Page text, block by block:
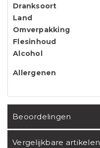
Dranksoort
Land
Omverpakking
Flesinhoud
Alcohol
Allergenen
Beoordelingen
Vergelijkbare artikelen